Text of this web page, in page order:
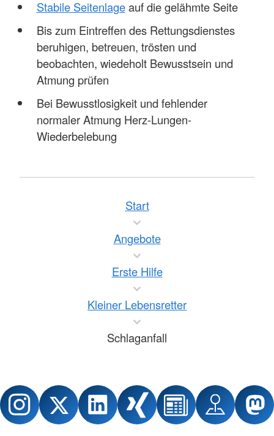
Stabile Seitenlageauf die gelähmte Seite
Bis zum Eintreffen des Rettungsdienstes
beruhigen, betreuen, trösten und
beobachten, wiedeholt Bewusstsein und
Atmung prüfen
Bei Bewusstlosigkeit und fehlender
normaler Atmung Herz-Lungen-
Wiederbelebung
Start
Angebote
Erste Hilfe
Kleiner Lebensretter
Schlaganfall